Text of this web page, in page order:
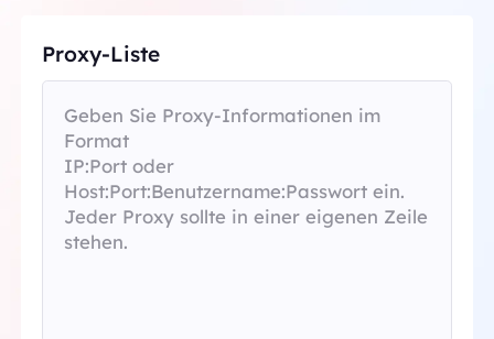
Proxy-Liste